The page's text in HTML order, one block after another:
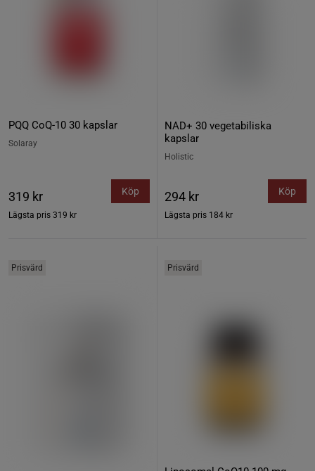
PQQ CoQ-10 30 kapslar
Solaray
319 kr
Lägsta pris 319 kr
Köp
NAD+ 30 vegetabiliska
kapslar
Holistic
294 kr
Lägsta pris 184 kr
Köp
Prisvärd Prisvärd